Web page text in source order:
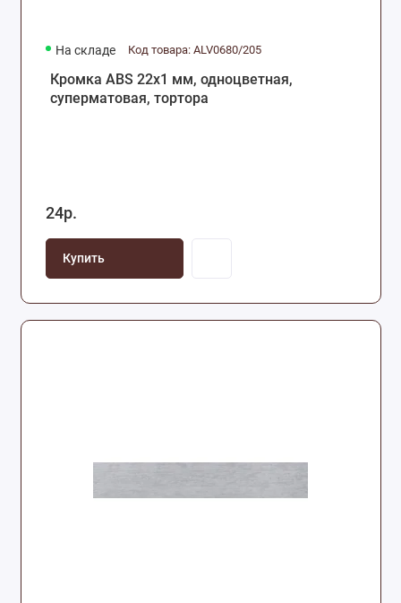
На складе Код товара: ALV0680/205
Кромка ABS 22х1 мм, одноцветная,
суперматовая, тортора
24р.
Купить